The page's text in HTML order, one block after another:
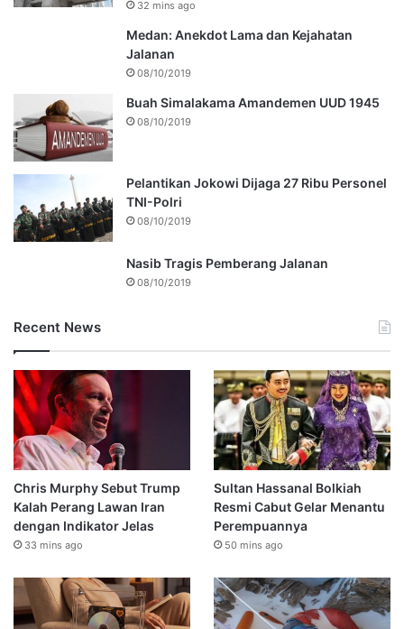
32 mins ago
Medan: Anekdot Lama dan Kejahatan
Jalanan
08/10/2019
Buah Simalakama Amandemen UUD 1945
08/10/2019
Pelantikan Jokowi Dijaga 27 Ribu Personel
TNI-Polri
08/10/2019
Nasib Tragis Pemberang Jalanan
08/10/2019
Recent News
Chris Murphy Sebut Trump
Kalah Perang Lawan Iran
dengan Indikator Jelas
33 mins ago
Sultan Hassanal Bolkiah
Resmi Cabut Gelar Menantu
Perempuannya
50 mins ago